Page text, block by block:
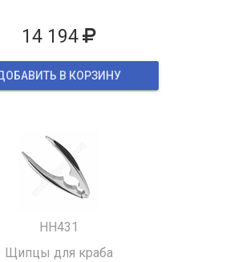
14 194
В КОРЗИНУ
HH431
Щипцы для краба